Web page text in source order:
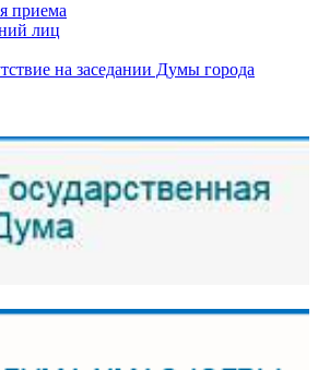
приема
лиц
на заседании Думы города